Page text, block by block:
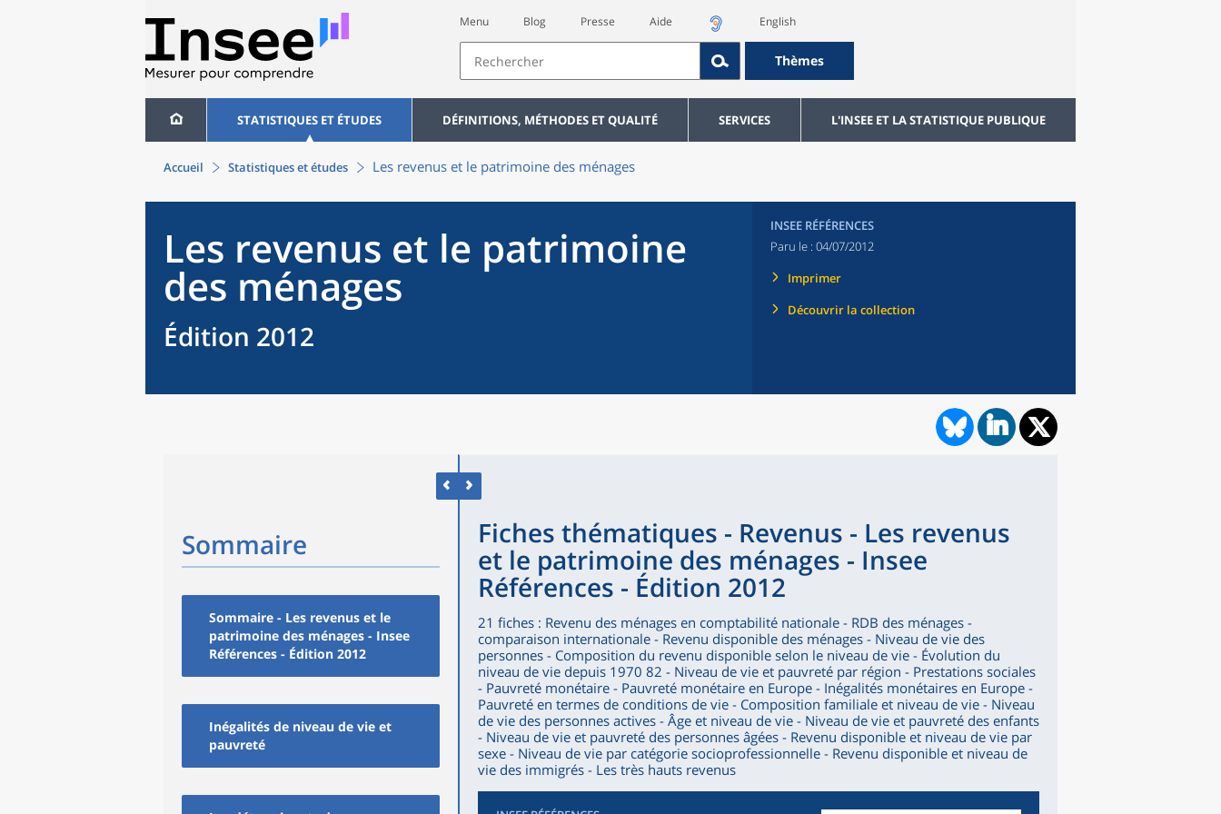
Menu Blog Presse Aide English
Thèmes
STATISTIQUES ET ÉTUDES DÉFINITIONS, MÉTHODES ET QUALITÉ SERVICES L'INSEE ET LA STATISTIQUE PUBLIQUE
Accueil Statistiques et études Les revenus et le patrimoine des ménages
Les revenus et le patrimoine
des ménages
Édition 2012
INSEE RÉFÉRENCES
Paru le : 04/07/2012
Imprimer
Découvrir la collection
Sommaire
Sommaire - Les revenus et le
patrimoine des ménages - Insee
Références - Édition 2012
Inégalités de niveau de vie et
pauvreté
Fiches thématiques - Revenus - Les revenus
et le patrimoine des ménages - Insee
Références - Édition 2012
21 fiches : Revenu des ménages en comptabilité nationale - RDB des ménages -
comparaison internationale - Revenu disponible des ménages - Niveau de vie des
personnes - Composition du revenu disponible selon le niveau de vie - Évolution du
niveau de vie depuis 1970 82 - Niveau de vie et pauvreté par région - Prestations sociales
- Pauvreté monétaire - Pauvreté monétaire en Europe - Inégalités monétaires en Europe -
Pauvreté en termes de conditions de vie - Composition familiale et niveau de vie - Niveau
de vie des personnes actives - Âge et niveau de vie - Niveau de vie et pauvreté des enfants
- Niveau de vie et pauvreté des personnes âgées - Revenu disponible et niveau de vie par
sexe - Niveau de vie par catégorie socioprofessionnelle - Revenu disponible et niveau de
vie des immigrés - Les très hauts revenus